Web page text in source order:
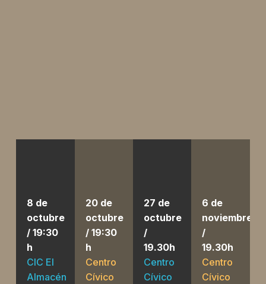
8 de
octubre
/ 19:30
h
CIC El
Almacén
20 de
octubre
/ 19:30
h
Centro
Cívico
27 de
octubre
/
19.30h
Centro
Cívico
6 de
noviembre
/
19.30h
Centro
Cívico